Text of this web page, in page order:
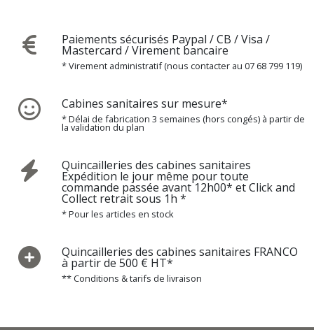
Paiements sécurisés Paypal / CB / Visa /
Mastercard / Virement bancaire
* Virement administratif (nous contacter au 07 68 799 119)
Cabines sanitaires sur mesure*
* Délai de fabrication 3 semaines (hors congés) à partir de
la validation du plan
Quincailleries des cabines sanitaires
Expédition le jour même pour toute
commande passée avant 12h00* et Click and
Collect retrait sous 1h *
* Pour les articles en stock
Quincailleries des cabines sanitaires FRANCO
à partir de 500 € HT*
** Conditions & tarifs de livraison